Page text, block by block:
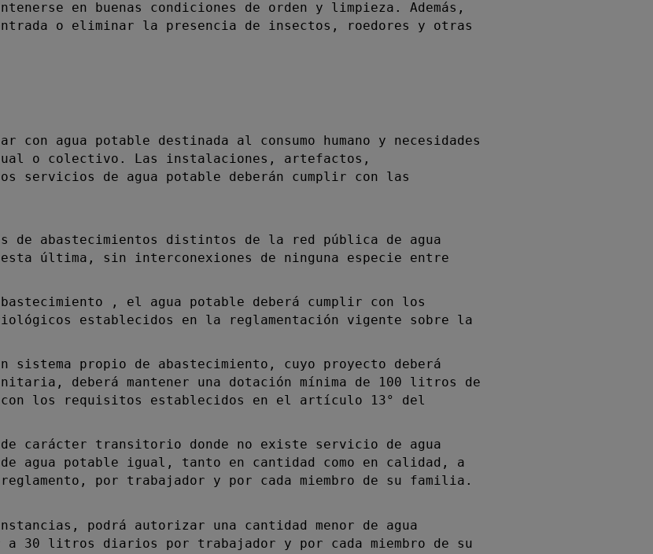
en buenas condiciones de orden y limpieza. Además,
o eliminar la presencia de insectos, roedores y otras
agua potable destinada al consumo humano y necesidades
o colectivo. Las instalaciones, artefactos,
servicios de agua potable deberán cumplir con las
abastecimientos distintos de la red pública de agua
última, sin interconexiones de ninguna especie entre
, el agua potable deberá cumplir con los
establecidos en la reglamentación vigente sobre la
propio de abastecimiento, cuyo proyecto deberá
deberá mantener una dotación mínima de 100 litros de
los requisitos establecidos en el artículo 13° del
carácter transitorio donde no existe servicio de agua
agua potable igual, tanto en cantidad como en calidad, a
por trabajador y por cada miembro de su familia.
podrá autorizar una cantidad menor de agua
30 litros diarios por trabajador y por cada miembro de su